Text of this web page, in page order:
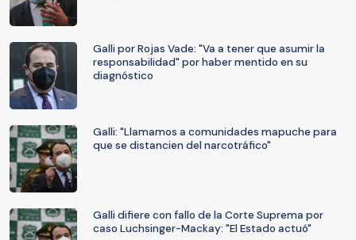
Galli por Rojas Vade: "Va a tener que asumir la
responsabilidad" por haber mentido en su
diagnóstico
Galli: "Llamamos a comunidades mapuche para
que se distancien del narcotráfico"
Galli difiere con fallo de la Corte Suprema por
caso Luchsinger-Mackay: "El Estado actuó"